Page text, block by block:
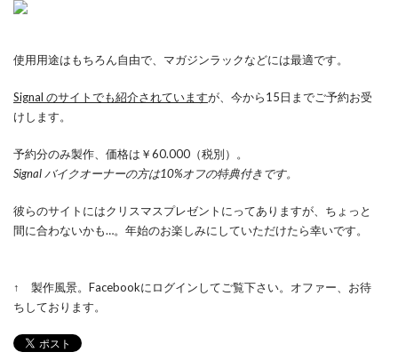
使用用途はもちろん自由で、マガジンラックなどには最適です。
Signal のサイトでも紹介されていますが、今から15日までご予約お受
けします。
予約分のみ製作、価格は￥60.000（税別）。
Signal バイクオーナーの方は10%オフの特典付きです。
彼らのサイトにはクリスマスプレゼントにってありますが、ちょっと
間に合わないかも…。年始のお楽しみにしていただけたら幸いです。
↑ 製作風景。Facebookにログインしてご覧下さい。オファー、お待
ちしております。